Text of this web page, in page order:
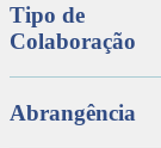
Tipo de
Colaboração
Abrangência